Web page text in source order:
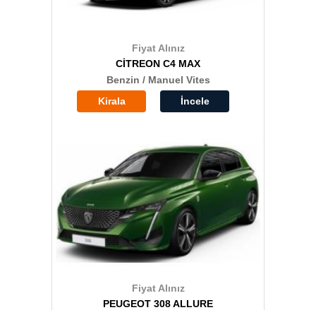
Fiyat Alınız
CİTREON C4 MAX
Benzin / Manuel Vites
Kirala
İncele
Fiyat Alınız
PEUGEOT 308 ALLURE